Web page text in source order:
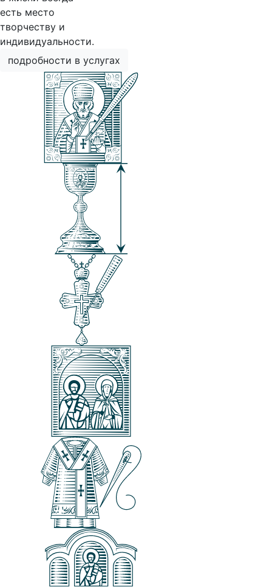
есть место
творчеству и
индивидуальности.
подробности в услугах